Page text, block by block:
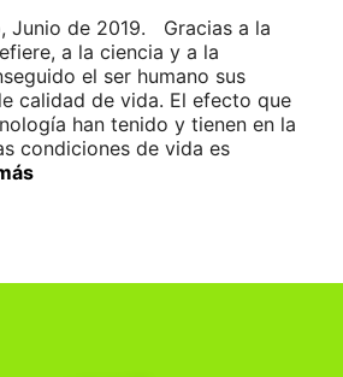
Junio de 2019. Gracias a la
a la ciencia y a la
el ser humano sus
calidad de vida. El efecto que
han tenido y tienen en la
condiciones de vida es